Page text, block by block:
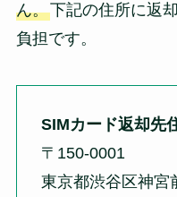
ん。下記の住所に返
負担です。
SIMカード返却先
〒150-0001
東京都渋谷区神宮